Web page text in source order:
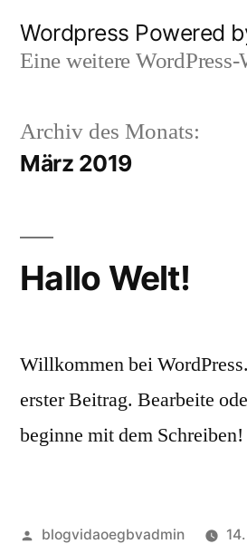
Inhalt
Wordpress Powered
Eine weitere WordPress-
Archiv des Monats:
März 2019
Hallo Welt!
Willkommen bei
erster Beitrag. Bearbeite
beginne mit dem Schreiben!
Veröffentlicht
blogvidaoegbvadmin